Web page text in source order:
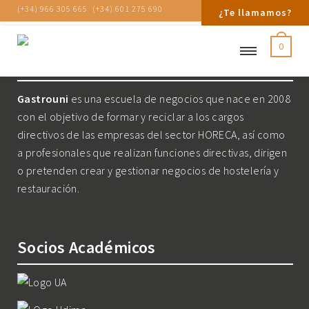
(+34) 966 305 665 (+34) 601 275 690 ¿Te llamamos?
0
Gastrouni es una escuela de negocios que nace en 2008
con el objetivo de formar y reciclar a los cargos
directivos de las empresas del sector HORECA, así como
a profesionales que realizan funciones directivas, dirigen
o pretenden crear y gestionar negocios de hostelería y
restauración.
Socios Académicos